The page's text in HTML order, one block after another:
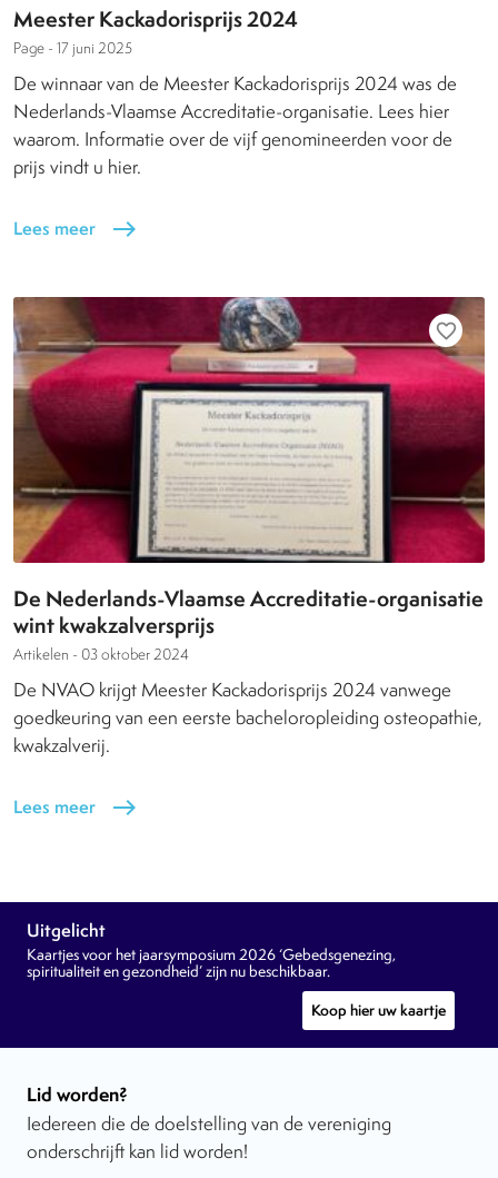
Meester Kackadorisprijs 2024
Page - 17 juni 2025
De winnaar van de Meester Kackadorisprijs 2024 was de
Nederlands-Vlaamse Accreditatie-organisatie. Lees hier
waarom. Informatie over de vijf genomineerden voor de
prijs vindt u hier.
Lees meer east
favorite_border
De Nederlands-Vlaamse Accreditatie-organisatie
wint kwakzalversprijs
Artikelen - 03 oktober 2024
De NVAO krijgt Meester Kackadorisprijs 2024 vanwege
goedkeuring van een eerste bacheloropleiding osteopathie,
kwakzalverij.
Lees meer east
Uitgelicht
Kaartjes voor het jaarsymposium 2026 ‘Gebedsgenezing,
spiritualiteit en gezondheid’ zijn nu beschikbaar.
Koop hier uw kaartje
Lid worden?
Iedereen die de doelstelling van de vereniging
onderschrijft kan lid worden!